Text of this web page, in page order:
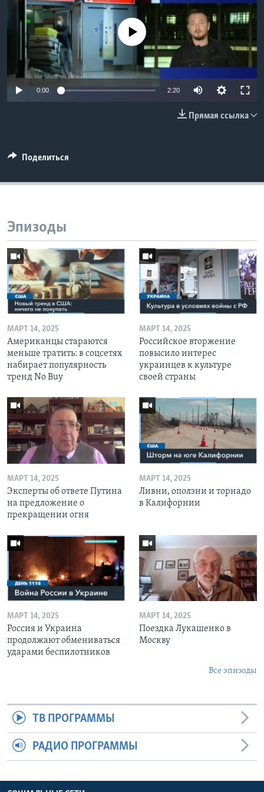
Learning English
СОЦИАЛЬНЫЕ СЕТИ
No media source currently available
0:00 2:20
Прямая ссылка
Поделиться
Эпизоды
МАРТ 14, 2025
Американцы стараются
меньше тратить: в соцсетях
набирает популярность
тренд No Buy
МАРТ 14, 2025
Российское вторжение
повысило интерес
украинцев к культуре
своей страны
МАРТ 14, 2025
Эксперты об ответе Путина
на предложение о
прекращении огня
МАРТ 14, 2025
Ливни, оползни и торнадо
в Калифорнии
МАРТ 14, 2025
Россия и Украина
продолжают обмениваться
ударами беспилотников
МАРТ 14, 2025
Поездка Лукашенко в
Москву
Все эпизоды
ТВ ПРОГРАММЫ
РАДИО ПРОГРАММЫ